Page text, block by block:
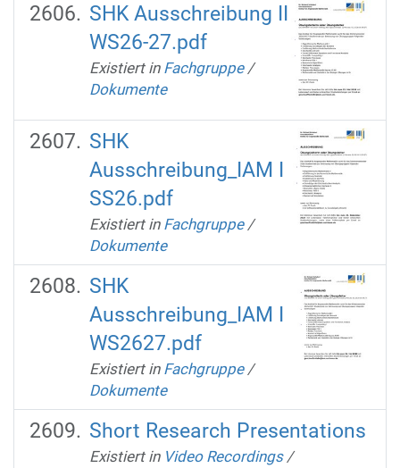
SHK Ausschreibung II
WS26-27.pdf
Existiert in Fachgruppe /
Dokumente
SHK
Ausschreibung_IAM I
SS26.pdf
Existiert in Fachgruppe /
Dokumente
SHK
Ausschreibung_IAM I
WS2627.pdf
Existiert in Fachgruppe /
Dokumente
Short Research Presentations
Existiert in Video Recordings /